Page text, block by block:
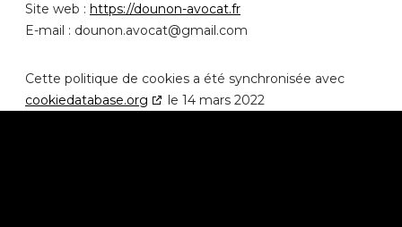
Site web : https://dounon-avocat.fr
E-mail : moc.liamg@tacova.nonuod
Cette politique de cookies a été synchronisée avec
cookiedatabase.org
le 14 mars 2022